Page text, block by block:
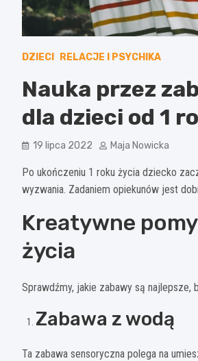
DZIECI RELACJE I PSYCHIKA
Nauka przez
dla dzieci od 1
19 lipca 2022 Maja Nowicka
Po ukończeniu 1 roku życia dziecko
wyzwania. Zadaniem opiekunów jest
Kreatywne
życia
Sprawdźmy, jakie zabawy są najlepsze,
Zabawa z wodą
Ta zabawa sensoryczna polega na